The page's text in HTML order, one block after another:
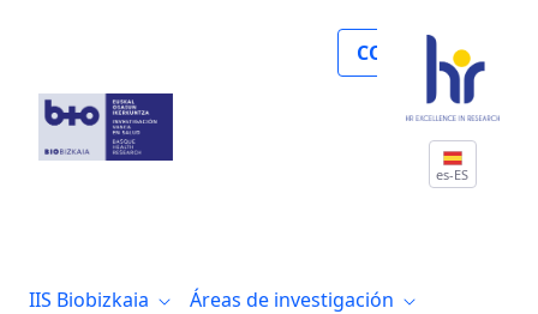
COLABORA
es-ES
IIS Biobizkaia
Áreas de investigación